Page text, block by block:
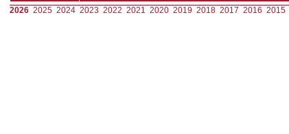
2026 2025 2024 2023 2022 2021 2020 2019 2018 2017 2016 2015